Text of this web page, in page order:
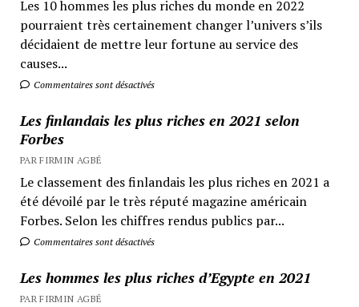
Les 10 hommes les plus riches du monde en 2022
pourraient très certainement changer l’univers s’ils
décidaient de mettre leur fortune au service des
causes...
Commentaires sont désactivés
Les finlandais les plus riches en 2021 selon
Forbes
PAR FIRMIN AGBÉ
Le classement des finlandais les plus riches en 2021 a
été dévoilé par le très réputé magazine américain
Forbes. Selon les chiffres rendus publics par...
Commentaires sont désactivés
Les hommes les plus riches d’Egypte en 2021
PAR FIRMIN AGBÉ